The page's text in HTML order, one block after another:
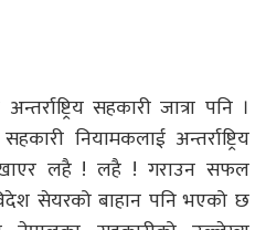
सहकारी जात्रा पनि ।
नियामकलाई अन्तर्राष्ट्रिय
लहै ! लहै ! गराउन सफल
सेयरको बाहान पनि भएको छ